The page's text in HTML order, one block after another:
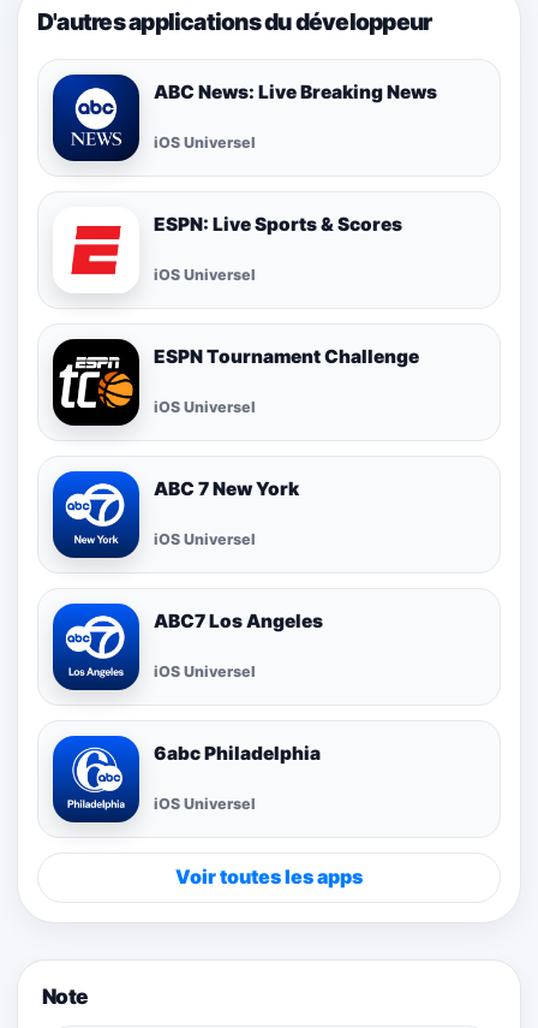
D'autres applications du développeur
ABC News: Live Breaking News
iOS Universel
ESPN: Live Sports & Scores
iOS Universel
ESPN Tournament Challenge
iOS Universel
ABC 7 New York
iOS Universel
ABC7 Los Angeles
iOS Universel
6abc Philadelphia
iOS Universel
Voir toutes les apps
Note